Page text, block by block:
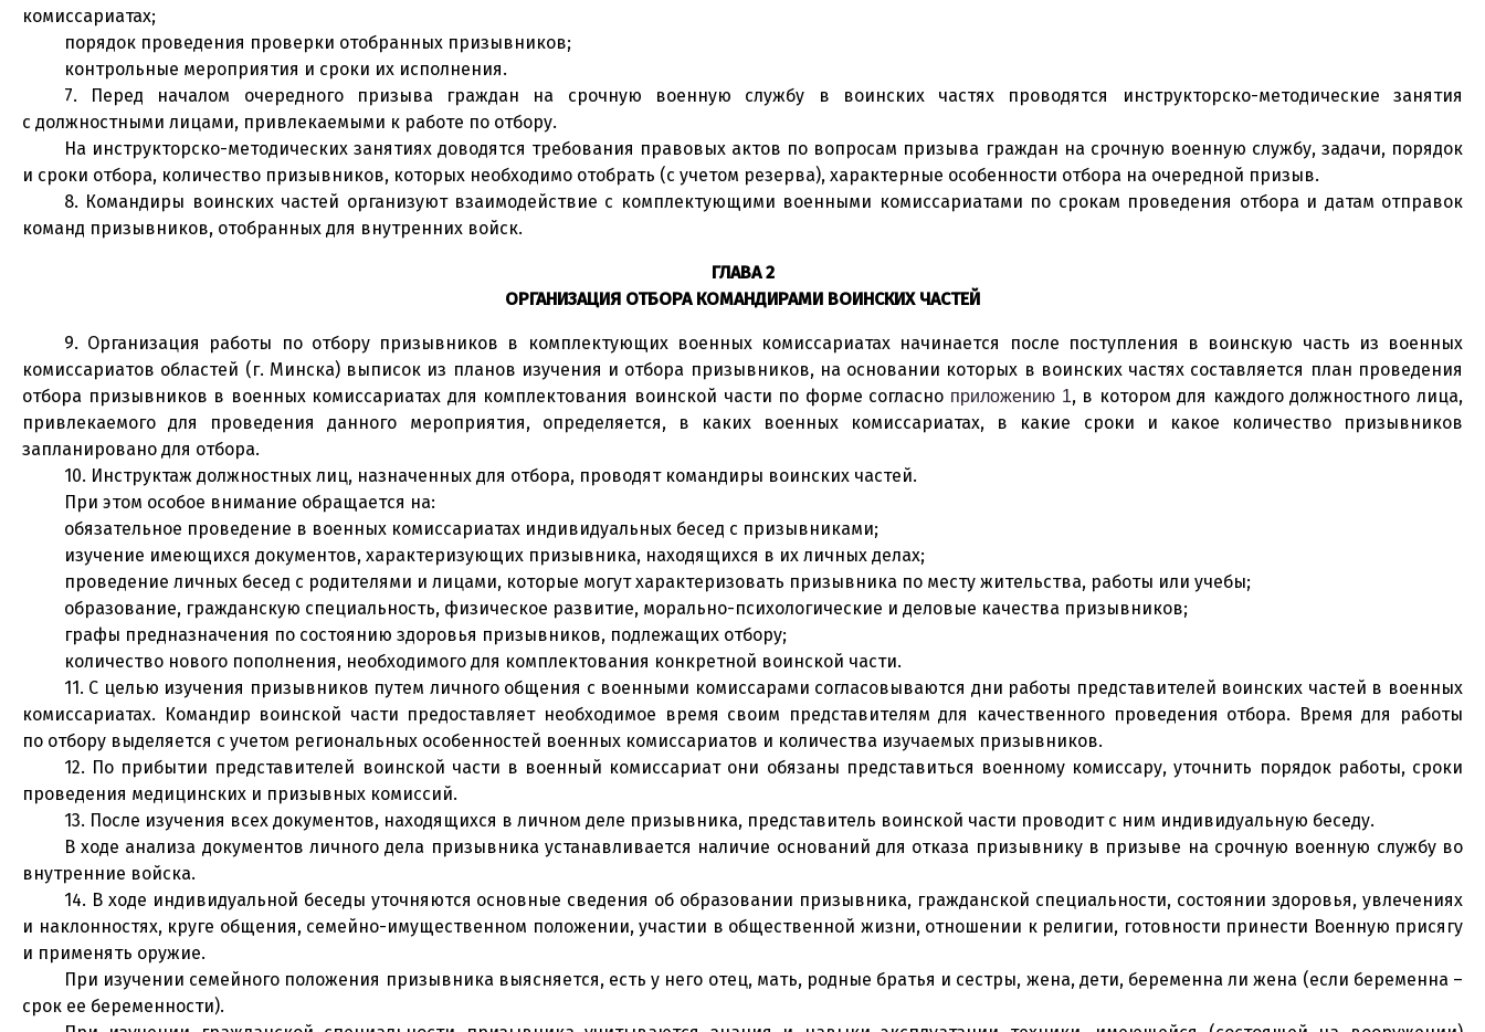
комиссариатах;
порядок проведения проверки отобранных призывников;
контрольные мероприятия и сроки их исполнения.
7. Перед началом очередного призыва граждан на срочную военную службу в воинских частях проводятся инструкторско-методические занятия
с должностными лицами, привлекаемыми к работе по отбору.
На инструкторско-методических занятиях доводятся требования правовых актов по вопросам призыва граждан на срочную военную службу, задачи, порядок
и сроки отбора, количество призывников, которых необходимо отобрать (с учетом резерва), характерные особенности отбора на очередной призыв.
8. Командиры воинских частей организуют взаимодействие с комплектующими военными комиссариатами по срокам проведения отбора и датам отправок
команд призывников, отобранных для внутренних войск.
ГЛАВА 2
ОРГАНИЗАЦИЯ ОТБОРА КОМАНДИРАМИ ВОИНСКИХ ЧАСТЕЙ
9. Организация работы по отбору призывников в комплектующих военных комиссариатах начинается после поступления в воинскую часть из военных
комиссариатов областей (г. Минска) выписок из планов изучения и отбора призывников, на основании которых в воинских частях составляется план проведения
отбора призывников в военных комиссариатах для комплектования воинской части по форме согласно приложению 1, в котором для каждого должностного лица,
привлекаемого для проведения данного мероприятия, определяется, в каких военных комиссариатах, в какие сроки и какое количество призывников
запланировано для отбора.
10. Инструктаж должностных лиц, назначенных для отбора, проводят командиры воинских частей.
При этом особое внимание обращается на:
обязательное проведение в военных комиссариатах индивидуальных бесед с призывниками;
изучение имеющихся документов, характеризующих призывника, находящихся в их личных делах;
проведение личных бесед с родителями и лицами, которые могут характеризовать призывника по месту жительства, работы или учебы;
образование, гражданскую специальность, физическое развитие, морально-психологические и деловые качества призывников;
графы предназначения по состоянию здоровья призывников, подлежащих отбору;
количество нового пополнения, необходимого для комплектования конкретной воинской части.
11. С целью изучения призывников путем личного общения с военными комиссарами согласовываются дни работы представителей воинских частей в военных
комиссариатах. Командир воинской части предоставляет необходимое время своим представителям для качественного проведения отбора. Время для работы
по отбору выделяется с учетом региональных особенностей военных комиссариатов и количества изучаемых призывников.
12. По прибытии представителей воинской части в военный комиссариат они обязаны представиться военному комиссару, уточнить порядок работы, сроки
проведения медицинских и призывных комиссий.
13. После изучения всех документов, находящихся в личном деле призывника, представитель воинской части проводит с ним индивидуальную беседу.
В ходе анализа документов личного дела призывника устанавливается наличие оснований для отказа призывнику в призыве на срочную военную службу во
внутренние войска.
14. В ходе индивидуальной беседы уточняются основные сведения об образовании призывника, гражданской специальности, состоянии здоровья, увлечениях
и наклонностях, круге общения, семейно-имущественном положении, участии в общественной жизни, отношении к религии, готовности принести Военную присягу
и применять оружие.
При изучении семейного положения призывника выясняется, есть у него отец, мать, родные братья и сестры, жена, дети, беременна ли жена (если беременна –
срок ее беременности).